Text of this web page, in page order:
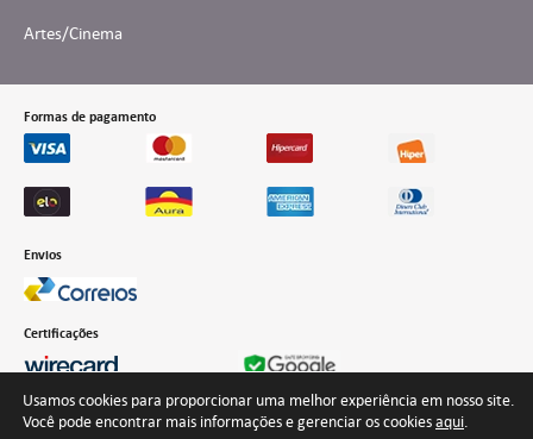
Artes/Cinema
Formas de pagamento
Envios
Certificações
Desenvolvido por Interteia Comunicação
Usamos cookies para proporcionar uma melhor experiência em nosso site.
Você pode encontrar mais informações e gerenciar os cookiesaqui.